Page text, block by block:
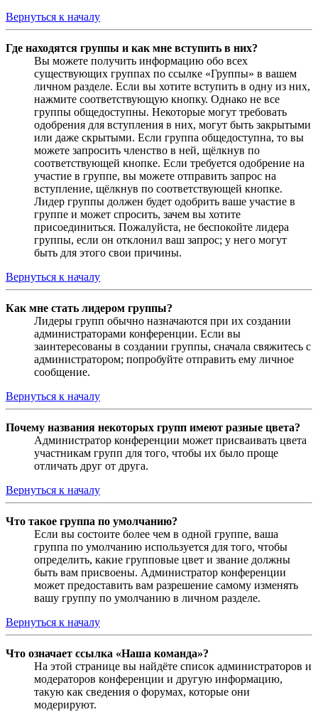
Вернуться к началу
Где находятся группы и как мне вступить в них?
Вы можете получить информацию обо всех
существующих группах по ссылке «Группы» в вашем
личном разделе. Если вы хотите вступить в одну из них,
нажмите соответствующую кнопку. Однако не все
группы общедоступны. Некоторые могут требовать
одобрения для вступления в них, могут быть закрытыми
или даже скрытыми. Если группа общедоступна, то вы
можете запросить членство в ней, щёлкнув по
соответствующей кнопке. Если требуется одобрение на
участие в группе, вы можете отправить запрос на
вступление, щёлкнув по соответствующей кнопке.
Лидер группы должен будет одобрить ваше участие в
группе и может спросить, зачем вы хотите
присоединиться. Пожалуйста, не беспокойте лидера
группы, если он отклонил ваш запрос; у него могут
быть для этого свои причины.
Вернуться к началу
Как мне стать лидером группы?
Лидеры групп обычно назначаются при их создании
администраторами конференции. Если вы
заинтересованы в создании группы, сначала свяжитесь с
администратором; попробуйте отправить ему личное
сообщение.
Вернуться к началу
Почему названия некоторых групп имеют разные цвета?
Администратор конференции может присваивать цвета
участникам групп для того, чтобы их было проще
отличать друг от друга.
Вернуться к началу
Что такое группа по умолчанию?
Если вы состоите более чем в одной группе, ваша
группа по умолчанию используется для того, чтобы
определить, какие групповые цвет и звание должны
быть вам присвоены. Администратор конференции
может предоставить вам разрешение самому изменять
вашу группу по умолчанию в личном разделе.
Вернуться к началу
Что означает ссылка «Наша команда»?
На этой странице вы найдёте список администраторов и
модераторов конференции и другую информацию,
такую как сведения о форумах, которые они
модерируют.